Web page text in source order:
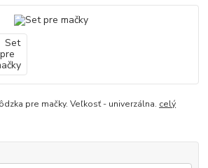
pre mačky. Veľkosť - univerzálna. celý